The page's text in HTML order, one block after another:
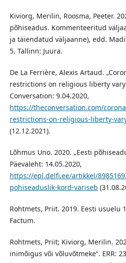
Kiviorg, Merilin, Roosma, Peeter.
põhiseadus. Kommenteeritud
ja täiendatud väljaanne), edd.
5. Tallinn: Juura.
De La Ferrière, Alexis Artaud.
restrictions on religious liberty vary
Conversation: 9.04.2020,
https://theconversation.com/
restrictions-on-religious-liberty-
(12.12.2021).
Lõhmus Uno. 2020. „Eesti
Päevaleht: 14.05.2020,
https://epl.delfi.ee/artikkel/
pohiseaduslik-kord-variseb
Rohtmets, Priit. 2019. Eesti usuelu
Factum.
Rohtmets, Priit; Kiviorg, Merilin.
inimõigus või võluvõtmeke“. ERR: